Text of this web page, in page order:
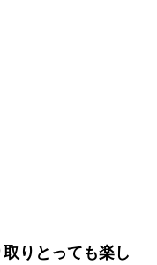
りとっても楽し